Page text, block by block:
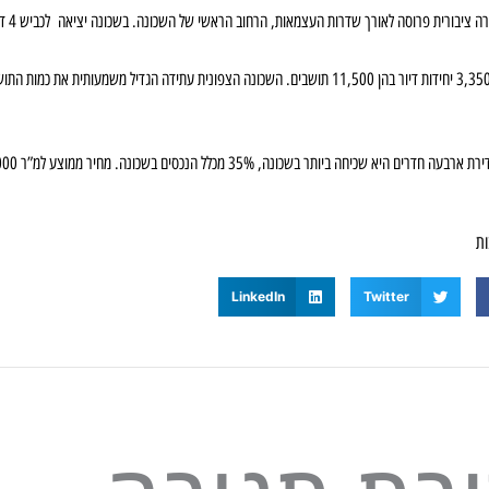
פרוסה לאורך שדרות העצמאות, הרחוב הראשי של השכונה. בשכונה יציאה לכביש 4 דרך צומת בית דגן.
ארבעה חדרים היא שכיחה ביותר בשכונה, 35% מכלל הנכסים בשכונה. מחיר ממוצע למ”ר 23,000 ₪.
Twitter
LinkedIn